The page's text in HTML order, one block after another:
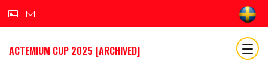
ACTEMIUM CUP 2025 [ARCHIVED]